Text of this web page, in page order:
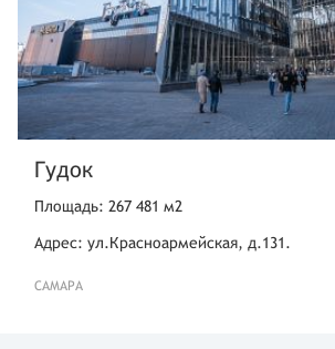
Гудок
Площадь: 267 481 м2
Адрес: ул.Красноармейская, д.131.
САМАРА